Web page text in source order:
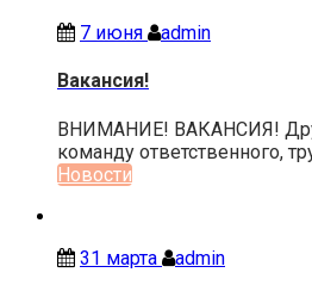
7 июня admin
Вакансия!
ВНИМАНИЕ! ВАКАНСИЯ!
команду ответственного,
Новости
31 марта admin